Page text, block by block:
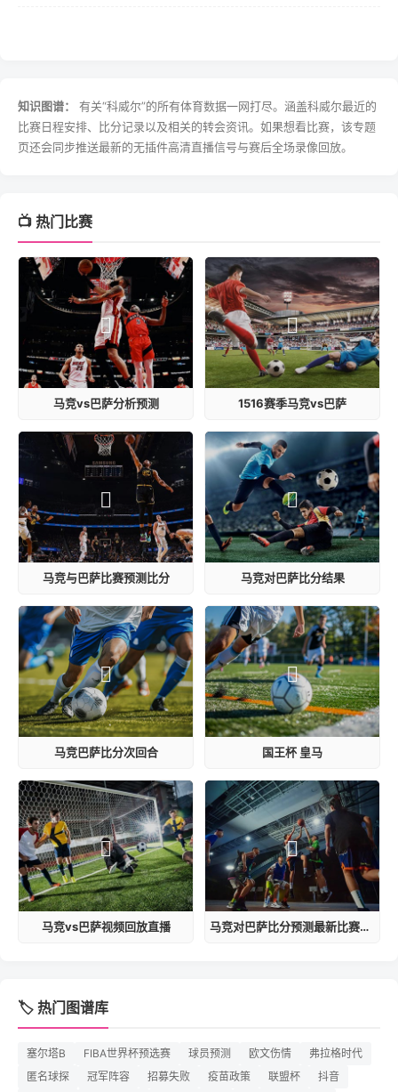
知识图谱：
有关“科威尔”的所有体育数据一网打尽。涵盖科威尔最近的
比赛日程安排、比分记录以及相关的转会资讯。如果想看比赛，该专题
页还会同步推送最新的无插件高清直播信号与赛后全场录像回放。
📺 热门比赛
马竞vs巴萨分析预测 1516赛季马竞vs巴萨
马竞与巴萨比赛预测比分 马竞对巴萨比分结果
马竞巴萨比分次回合 国王杯 皇马
马竞vs巴萨视频回放直播 马竞对巴萨比分预测最新比赛结果
🏷️ 热门图谱库
塞尔塔B FIBA世界杯预选赛 球员预测 欧文伤情
弗拉格时代
匿名球探
冠军阵容 招募失败 疫苗政策 联盟杯
抖音